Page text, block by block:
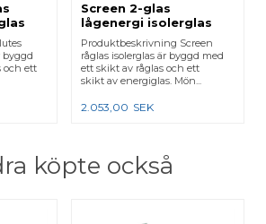
byggd
och ett
Screen 2-glas
lågenergi isolerglas
Produktbeskrivning Screen
råglas isolerglas är byggd med
ett skikt av råglas och ett
skikt av energiglas. Mön...
2.053,00 SEK
köpte också